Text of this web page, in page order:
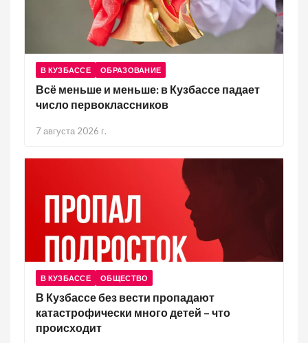
В КУЗБАССЕ ОБРАЗОВАНИЕ
Всё меньше и меньше: в Кузбассе падает
число первоклассников
7 августа 2026 г.
В КУЗБАССЕ ОБЩЕСТВО
В Кузбассе без вести пропадают
катастрофически много детей – что
происходит